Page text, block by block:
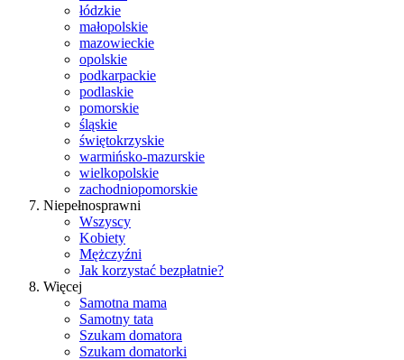
łódzkie
małopolskie
mazowieckie
opolskie
podkarpackie
podlaskie
pomorskie
śląskie
świętokrzyskie
warmińsko-mazurskie
wielkopolskie
zachodniopomorskie
Niepełnosprawni
Wszyscy
Kobiety
Mężczyźni
Jak korzystać bezpłatnie?
Więcej
Samotna mama
Samotny tata
Szukam domatora
Szukam domatorki